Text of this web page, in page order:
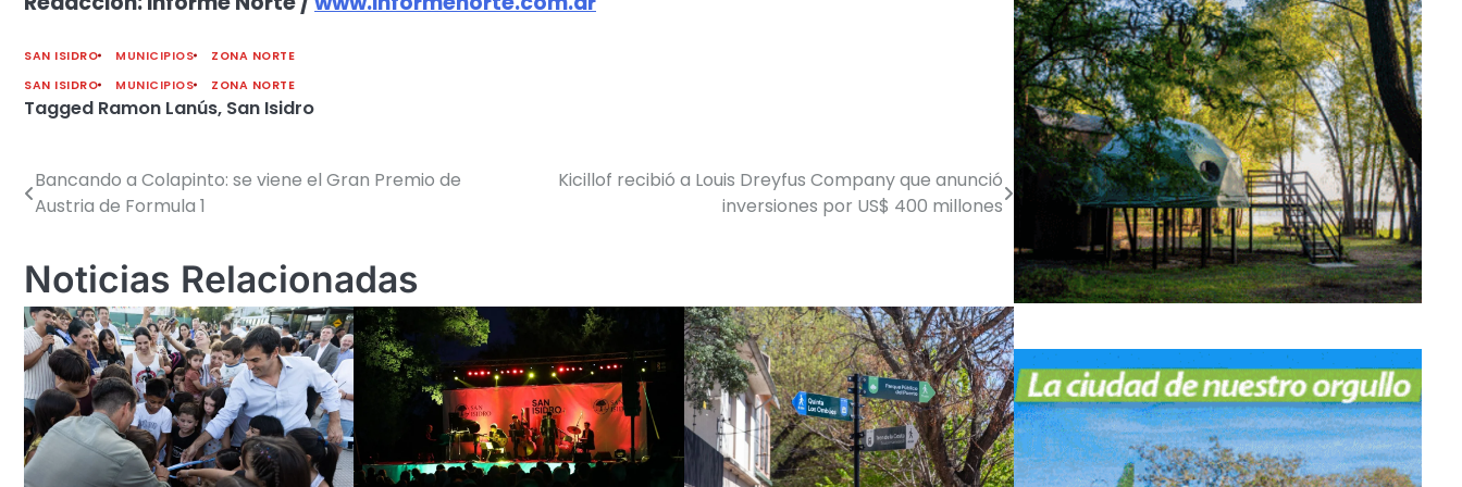
SAN ISIDRO MUNICIPIOS
ZONA NORTE
SAN ISIDRO
MUNICIPIOS ZONA NORTE
Tagged Ramon Lanús, San Isidro
Navegación
entradas
Bancando a Colapinto: se viene el Gran Premio de
Austria de Formula 1
Kicillof recibió a Louis Dreyfus Company que anunció
inversiones por US$ 400 millones
Noticias Relacionadas